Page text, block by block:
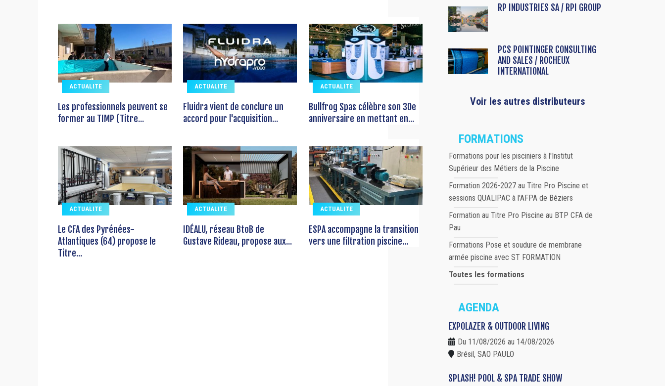
ACTUALITE
Les professionnels peuvent se
former au TIMP (Titre...
ACTUALITE
Fluidra vient de conclure un
accord pour l'acquisition...
ACTUALITE
Bullfrog Spas célèbre son 30e
anniversaire en mettant en...
ACTUALITE
Le CFA des Pyrénées-
Atlantiques (64) propose le
Titre...
ACTUALITE
IDÉALU, réseau BtoB de
Gustave Rideau, propose aux...
ACTUALITE
ESPA accompagne la transition
vers une filtration piscine...
RP INDUSTRIES SA / RPI GROUP
PCS POINTINGER CONSULTING
AND SALES / ROCHEUX
INTERNATIONAL
Voir les autres distributeurs
FORMATIONS
Formations pour les pisciniers à l'Institut
Supérieur des Métiers de la Piscine
Formation 2026-2027 au Titre Pro Piscine et
sessions QUALIPAC à l'AFPA de Béziers
Formation au Titre Pro Piscine au BTP CFA de
Pau
Formations Pose et soudure de membrane
armée piscine avec ST FORMATION
Toutes les formations
AGENDA
EXPOLAZER & OUTDOOR LIVING
Du 11/08/2026 au 14/08/2026
Brésil, SAO PAULO
SPLASH! POOL & SPA TRADE SHOW